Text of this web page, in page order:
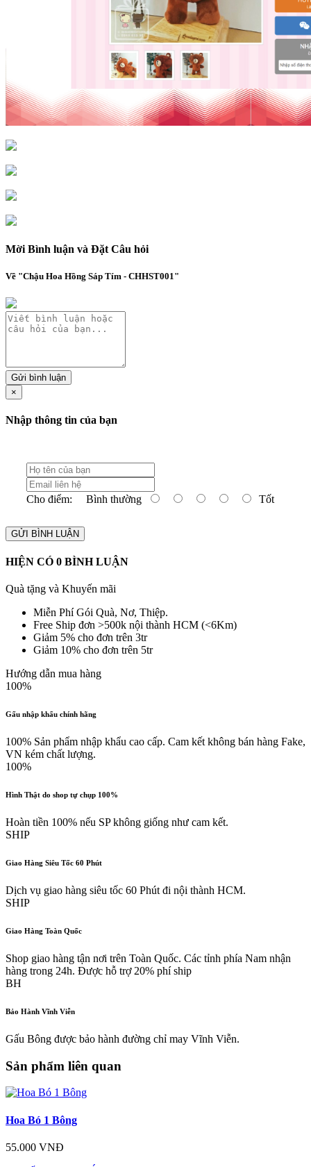
Mời Bình luận và Đặt Câu hỏi
Về "Chậu Hoa Hồng Sáp Tím - CHHST001"
Gửi bình luận
×
Nhập thông tin của bạn
Cho điểm: Bình thường Tốt
GỬI BÌNH LUẬN
HIỆN CÓ 0 BÌNH LUẬN
Quà tặng và Khuyến mãi
Miễn Phí Gói Quà, Nơ, Thiệp.
Free Ship đơn >500k nội thành HCM (<6Km)
Giảm 5% cho đơn trên 3tr
Giảm 10% cho đơn trên 5tr
Hướng dẫn mua hàng
100%
Gấu nhập khẩu chính hãng
100% Sản phẩm nhập khẩu cao cấp. Cam kết không bán hàng Fake,
VN kém chất lượng.
100%
Hình Thật do shop tự chụp 100%
Hoàn tiền 100% nếu SP không giống như cam kết.
SHIP
Giao Hàng Siêu Tốc 60 Phút
Dịch vụ giao hàng siêu tốc 60 Phút đi nội thành HCM.
SHIP
Giao Hàng Toàn Quốc
Shop giao hàng tận nơi trên Toàn Quốc. Các tỉnh phía Nam nhận
hàng trong 24h. Được hỗ trợ 20% phí ship
BH
Bảo Hành Vĩnh Viễn
Gấu Bông được bảo hành đường chỉ may Vĩnh Viễn.
Sản phẩm liên quan
Hoa Bó 1 Bông
55.000 VNĐ